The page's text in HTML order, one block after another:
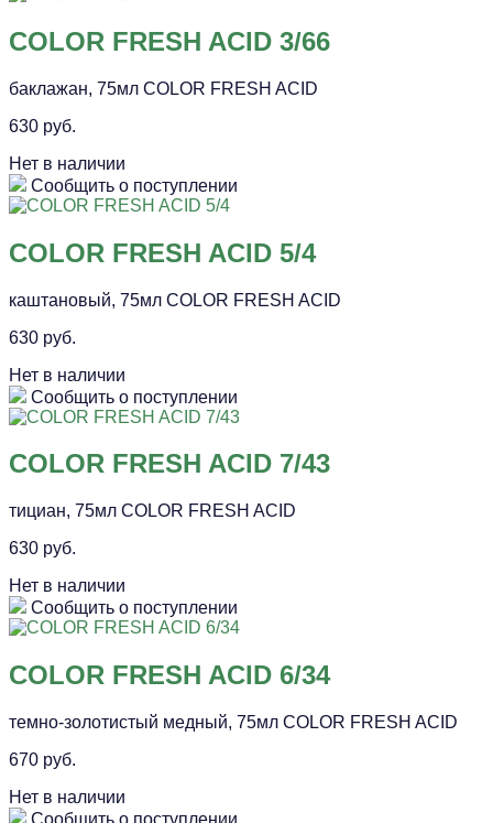
COLOR FRESH ACID 3/66
баклажан, 75мл COLOR FRESH ACID
630 руб.
Нет в наличии
Сообщить о поступлении
COLOR FRESH ACID 5/4
каштановый, 75мл COLOR FRESH ACID
630 руб.
Нет в наличии
Сообщить о поступлении
COLOR FRESH ACID 7/43
тициан, 75мл COLOR FRESH ACID
630 руб.
Нет в наличии
Сообщить о поступлении
COLOR FRESH ACID 6/34
темно-золотистый медный, 75мл COLOR FRESH ACID
670 руб.
Нет в наличии